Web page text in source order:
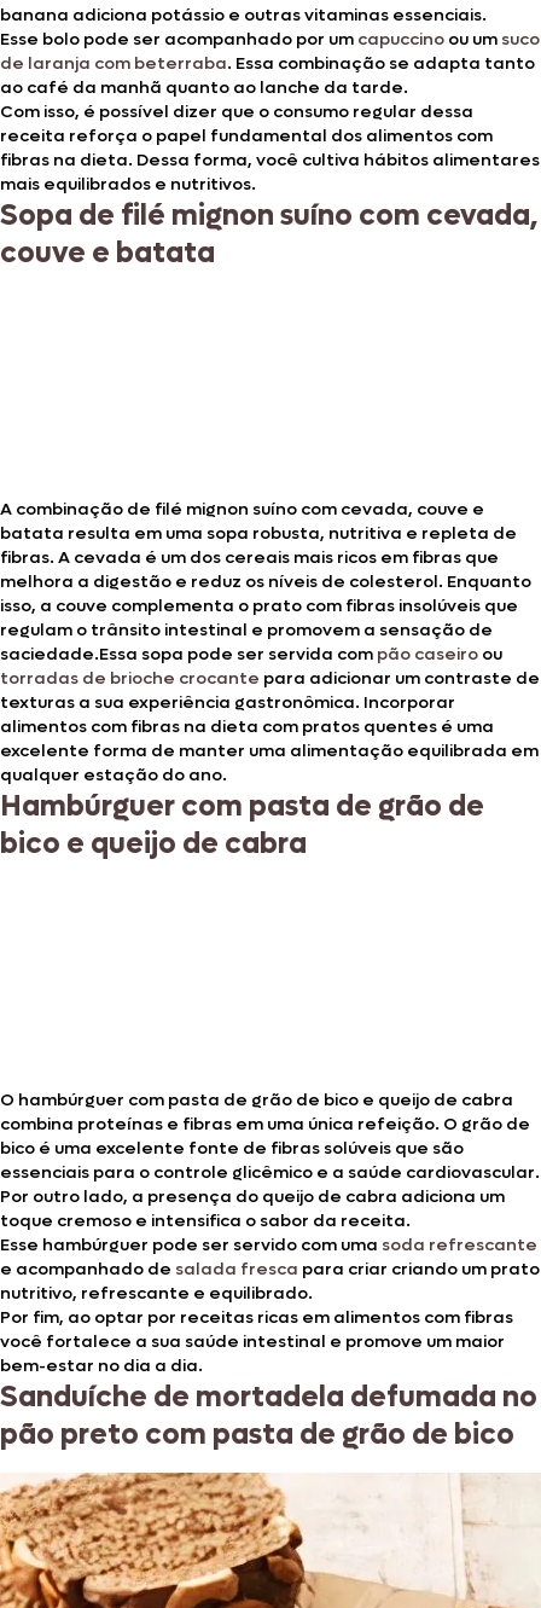
banana adiciona potássio e outras vitaminas essenciais.
Esse bolo pode ser acompanhado por um capuccino ou um suco
de laranja com beterraba. Essa combinação se adapta tanto
ao café da manhã quanto ao lanche da tarde.
Com isso, é possível dizer que o consumo regular dessa
receita reforça o papel fundamental dos alimentos com
fibras na dieta. Dessa forma, você cultiva hábitos alimentares
mais equilibrados e nutritivos.
Sopa de filé mignon suíno com cevada,
couve e batata
A combinação de filé mignon suíno com cevada, couve e
batata resulta em uma sopa robusta, nutritiva e repleta de
fibras. A cevada é um dos cereais mais ricos em fibras que
melhora a digestão e reduz os níveis de colesterol. Enquanto
isso, a couve complementa o prato com fibras insolúveis que
regulam o trânsito intestinal e promovem a sensação de
saciedade.Essa sopa pode ser servida com pão caseiro ou
torradas de brioche crocante para adicionar um contraste de
texturas a sua experiência gastronômica. Incorporar
alimentos com fibras na dieta com pratos quentes é uma
excelente forma de manter uma alimentação equilibrada em
qualquer estação do ano.
Hambúrguer com pasta de grão de
bico e queijo de cabra
O hambúrguer com pasta de grão de bico e queijo de cabra
combina proteínas e fibras em uma única refeição. O grão de
bico é uma excelente fonte de fibras solúveis que são
essenciais para o controle glicêmico e a saúde cardiovascular.
Por outro lado, a presença do queijo de cabra adiciona um
toque cremoso e intensifica o sabor da receita.
Esse hambúrguer pode ser servido com uma soda refrescante
e acompanhado de salada fresca para criar criando um prato
nutritivo, refrescante e equilibrado.
Por fim, ao optar por receitas ricas em alimentos com fibras
você fortalece a sua saúde intestinal e promove um maior
bem-estar no dia a dia.
Sanduíche de mortadela defumada no
pão preto com pasta de grão de bico